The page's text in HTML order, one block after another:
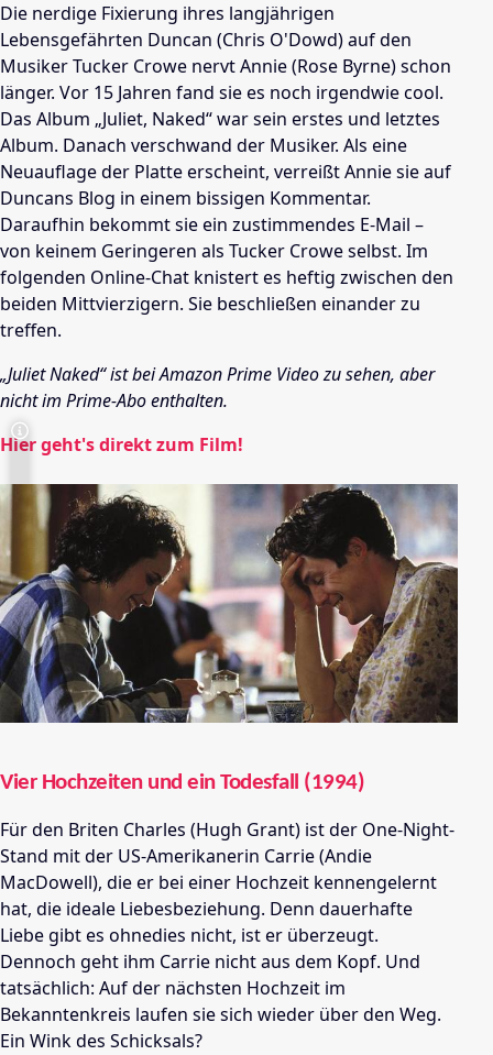
Die nerdige Fixierung ihres langjährigen
Lebensgefährten Duncan (Chris O'Dowd) auf den
Musiker Tucker Crowe nervt Annie (Rose Byrne) schon
länger. Vor 15 Jahren fand sie es noch irgendwie cool.
Das Album „Juliet, Naked“ war sein erstes und letztes
Album. Danach verschwand der Musiker. Als eine
Neuauflage der Platte erscheint, verreißt Annie sie auf
Duncans Blog in einem bissigen Kommentar.
Daraufhin bekommt sie ein zustimmendes E-Mail –
von keinem Geringeren als Tucker Crowe selbst. Im
folgenden Online-Chat knistert es heftig zwischen den
beiden Mittvierzigern. Sie beschließen einander zu
treffen.
„Juliet Naked“ ist bei Amazon Prime Video zu sehen, aber
nicht im Prime-Abo enthalten.
Hier geht's direkt zum Film!
Vier Hochzeiten und ein Todesfall (1994)
Für den Briten Charles (Hugh Grant) ist der One-Night-
Stand mit der US-Amerikanerin Carrie (Andie
MacDowell), die er bei einer Hochzeit kennengelernt
hat, die ideale Liebesbeziehung. Denn dauerhafte
Liebe gibt es ohnedies nicht, ist er überzeugt.
Dennoch geht ihm Carrie nicht aus dem Kopf. Und
tatsächlich: Auf der nächsten Hochzeit im
Bekanntenkreis laufen sie sich wieder über den Weg.
Ein Wink des Schicksals?